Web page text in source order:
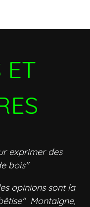
ET
exprimer des
bois"
opinions sont la
Montaigne,